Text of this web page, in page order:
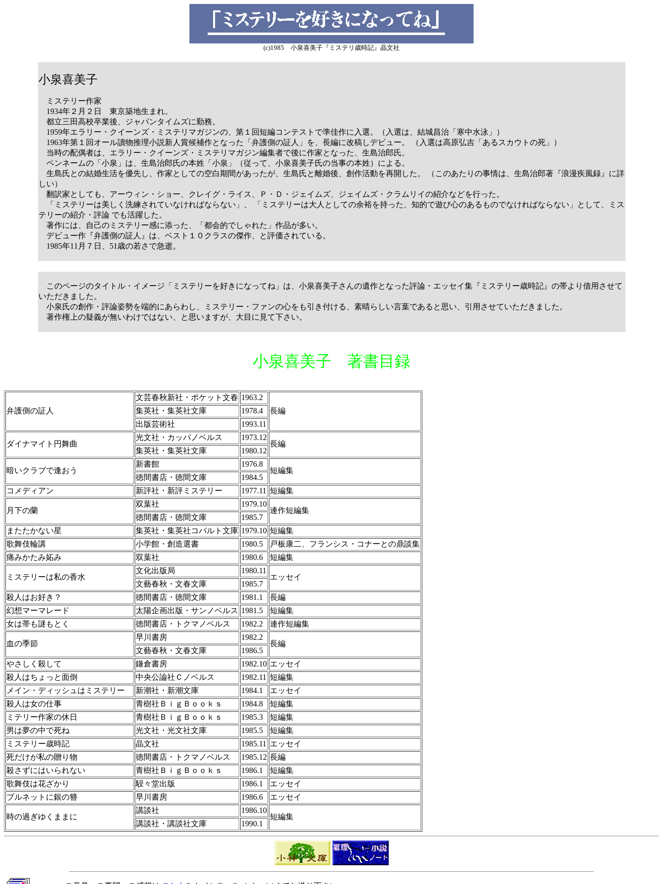
(c)1985 小泉喜美子『ミステリ歳時記』晶文社
小泉喜美子
ミステリー作家
1934年２月２日 東京築地生まれ。
都立三田高校卒業後、ジャパンタイムズに勤務。
1959年エラリー・クイーンズ・ミステリマガジンの、第１回短編コンテストで準佳作に入選。（入選は、結城昌治「寒中水泳」）
1963年第１回オール讀物推理小説新人賞候補作となった「弁護側の証人」を、長編に改稿しデビュー。 （入選は高原弘吉「あるスカウトの死」）
当時の配偶者は、エラリー・クイーンズ・ミステリマガジン編集者で後に作家となった、生島治郎氏。
ペンネームの「小泉」は、生島治郎氏の本姓「小泉」（従って、小泉喜美子氏の当事の本姓）による。
生島氏との結婚生活を優先し、作家としての空白期間があったが、生島氏と離婚後、創作活動を再開した。 （このあたりの事情は、生島治郎著『浪漫疾風録』に詳
しい）
翻訳家としても、アーウィン・ショー、クレイグ・ライス、Ｐ・Ｄ・ジェイムズ、ジェイムズ・クラムリイの紹介などを行った。
「ミステリーは美しく洗練されていなければならない」、 「ミステリーは大人としての余裕を持った、知的で遊び心のあるものでなければならない」として、ミス
テリーの紹介・評論 でも活躍した。
著作には、自己のミステリー感に添った、「都会的でしゃれた」作品が多い。
デビュー作『弁護側の証人』は、ベスト１０クラスの傑作、と評価されている。
1985年11月７日、51歳の若さで急逝。
このページのタイトル・イメージ「ミステリーを好きになってね」は、小泉喜美子さんの遺作となった評論・エッセイ集『ミステリー歳時記』の帯より借用させて
いただきました。
小泉氏の創作・評論姿勢を端的にあらわし、ミステリー・ファンの心をも引き付ける、素晴らしい言葉であると思い、引用させていただきました。
著作権上の疑義が無いわけではない、と思いますが、大目に見て下さい。
小泉喜美子 著書目録
弁護側の証人
文芸春秋新社・ポケット文春 1963.2
長編
集英社・集英社文庫
1978.4
出版芸術社
1993.11
ダイナマイト円舞曲
光文社・カッパノベルス 1973.12
長編
集英社・集英社文庫
1980.12
暗いクラブで逢おう
新書館 1976.8
短編集
徳間書店・徳間文庫
1984.5
コメディアン
新評社・新評ミステリー 1977.11 短編集
月下の蘭
双葉社 1979.10
連作短編集
徳間書店・徳間文庫
1985.7
またたかない星
集英社・集英社コバルト文庫 1979.10 短編集
歌舞伎輪講
小学館・創造選書 1980.5
戸板康二、フランシス・コナーとの鼎談集
痛みかたみ妬み
双葉社 1980.6 短編集
ミステリーは私の香水
文化出版局 1980.11
エッセイ
文藝春秋・文春文庫
1985.7
殺人はお好き？
徳間書店・徳間文庫 1981.1
長編
幻想マーマレード
太陽企画出版・サンノベルス 1981.5
短編集
女は帯も謎もとく
徳間書店・トクマノベルス 1982.2 連作短編集
血の季節
早川書房 1982.2
長編
文藝春秋・文春文庫
1986.5
やさしく殺して
鎌倉書房 1982.10 エッセイ
殺人はちょっと面倒
中央公論社Ｃノベルス 1982.11 短編集
メイン・ディッシュはミステリー
新潮社・新潮文庫 1984.1
エッセイ
殺人は女の仕事
青樹社ＢｉｇＢｏｏｋｓ 1984.8
短編集
ミテリー作家の休日
青樹社ＢｉｇＢｏｏｋｓ 1985.3
短編集
男は夢の中で死ね
光文社・光文社文庫 1985.5
短編集
ミステリー歳時記
晶文社 1985.11
エッセイ
死だけが私の贈り物
徳間書店・トクマノベルス 1985.12 長編
殺さずにはいられない
青樹社ＢｉｇＢｏｏｋｓ 1986.1
短編集
歌舞伎は花ざかり
駸々堂出版 1986.1
エッセイ
ブルネットに銀の簪
早川書房 1986.6 エッセイ
時の過ぎゆくままに
講談社 1986.10
短編集
講談社・講談社文庫
1990.1